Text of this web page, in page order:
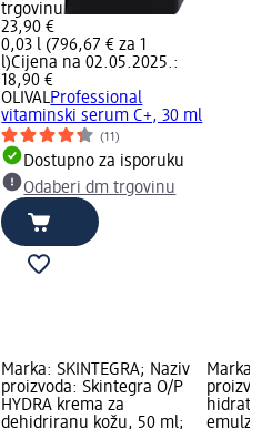
trgovinu
23,90 €
0,03 l (796,67 € za 1
l)Cijena na 02.05.2025.:
18,90 €
OLIVALProfessional
vitaminski serum C+, 30 ml
(11)
Dostupno za isporuku
Odaberi dm trgovinu
Marka: SKINTEGRA; Naziv
proizvoda: Skintegra O/P
HYDRA krema za
dehidriranu kožu, 50 ml;
Marka: